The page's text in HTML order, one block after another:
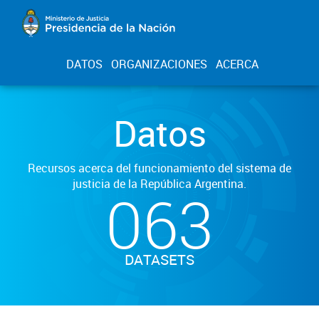
DATOS ORGANIZACIONES ACERCA
Datos
Recursos acerca del funcionamiento del sistema de
justicia de la República Argentina.
063
DATASETS